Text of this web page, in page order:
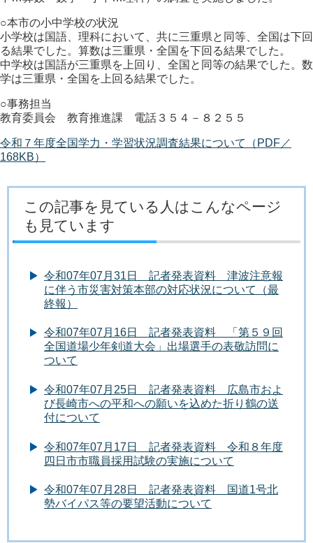
○本市の小中学校の状況
小学校は国語、理科において、共に三重県と同等、全国は下回
る結果でした。算数は三重県・全国を下回る結果でした。
中学校は国語が三重県を上回り、全国と同等の結果でした。数
学は三重県・全国を上回る結果でした。
○事務担当
教育委員会 教育推進課 電話３５４－８２５５
令和７年度全国学力・学習状況調査結果について（PDF／
168KB）
この記事を見ている人はこんなページ
も見ています
令和07年07月31日 記者発表資料 津波注意報
に伴う市災害対策本部の対応状況について（最
終報）
令和07年07月16日 記者発表資料 「第５９回
全国道場少年剣道大会」出場選手の表敬訪問に
ついて
令和07年07月25日 記者発表資料 広島市およ
び長崎市への平和への願いを込めた折り鶴の送
付について
令和07年07月17日 記者発表資料 令和８年度
四日市市職員採用試験の実施について
令和07年07月28日 記者発表資料 国道1号北
勢バイパス等の要望活動について